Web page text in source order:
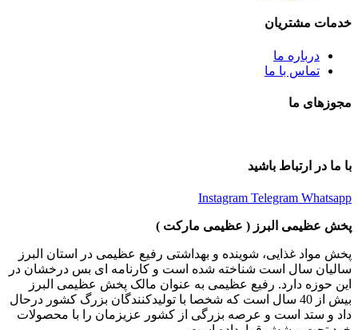
خدمات مشتریان
درباره ما
تماس با ما
مجوزهای ما
با ما در ارتباط باشید
Instagram Telegram Whatsapp
پخش عظیمی البرز ( عظیمی مارکت )
پخش مواد غذایی، شوینده و بهداشتی رفیع عظیمی در استان البرز
سالیان سال است شناخته شده است و کارنامه ای بس درخشان در
این حوزه دارد. رفیع عظیمی به عنوان مالک پخش عظیمی البرز
بیش از 40 سال است که شخصا با تولیدکنندگان بزرگ کشور درحال
داد و ستد است و عرصه بزرگی از کشور عزیزمان را با محصولات